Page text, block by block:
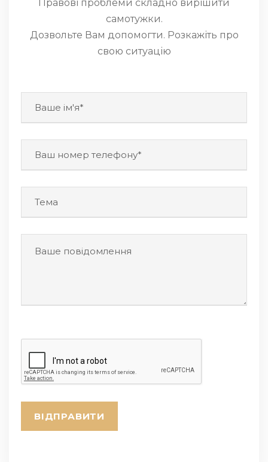
Правові проблеми складно вирішити
самотужки.
Дозвольте Вам допомогти. Розкажіть про
свою ситуацію